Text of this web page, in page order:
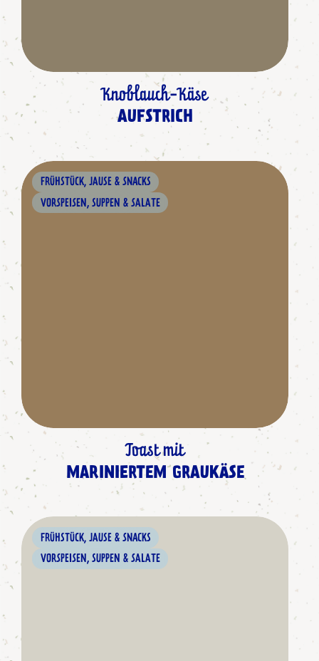
Knoblauch-Käse
AUFSTRICH
FRÜHSTÜCK, JAUSE & SNACKS
VORSPEISEN, SUPPEN & SALATE
Toast mit
MARINIERTEM GRAUKÄSE
FRÜHSTÜCK, JAUSE & SNACKS
VORSPEISEN, SUPPEN & SALATE